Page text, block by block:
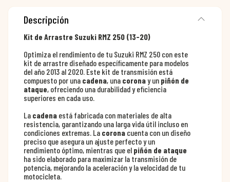
Descripción
Kit de Arrastre Suzuki RMZ 250 (13-20)
Optimiza el rendimiento de tu Suzuki RMZ 250 con este
kit de arrastre diseñado específicamente para modelos
del año 2013 al 2020. Este kit de transmisión está
compuesto por una cadena, una coronay un piñón de
ataque, ofreciendo una durabilidad y eficiencia
superiores en cada uso.
La cadena está fabricada con materiales de alta
resistencia, garantizando una larga vida útil incluso en
condiciones extremas. La corona cuenta con un diseño
preciso que asegura un ajuste perfecto y un
rendimiento óptimo, mientras que el piñón de ataque
ha sido elaborado para maximizar la transmisión de
potencia, mejorando la aceleración y la velocidad de tu
motocicleta.